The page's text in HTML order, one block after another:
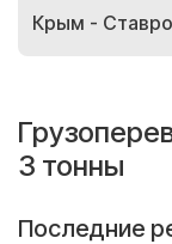
Крым -
3 тонны
Последние